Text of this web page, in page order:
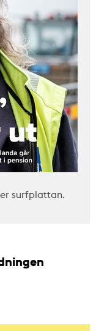
surfplattan.